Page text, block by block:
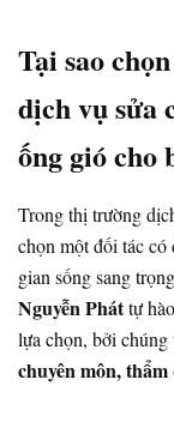
Tại sao
dịch vụ sửa
ống gió cho
Trong thị trường
chọn một đối tác
gian sống sang
Nguyễn Pháttự
lựa chọn, bởi
chuyên môn,